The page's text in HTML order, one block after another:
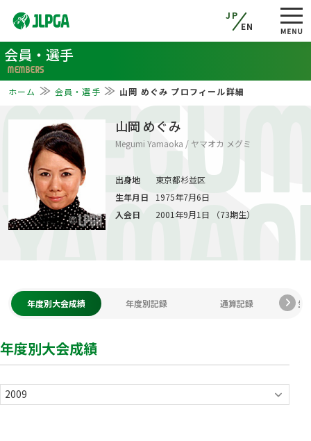
JP
EN
会員・選手
MEMBERS
ホーム 会員・選手 山岡 めぐみ プロフィール詳細
山岡 めぐみ
Megumi Yamaoka / ヤマオカ メグミ
出身地
東京都杉並区
生年月日
1975年7月6日
入会日
2001年9月1日 （73期生）
年度別大会成績 年度別記録 通算記録 生
年度別大会成績